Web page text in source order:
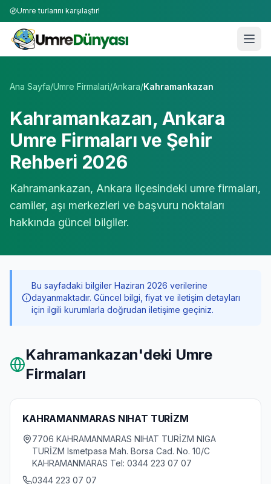
Umre turlarını karşılaştır!
Ana Sayfa/Umre Firmalari/Ankara/Kahramankazan
Kahramankazan, Ankara
Umre Firmaları ve Şehir
Rehberi 2026
Kahramankazan, Ankara ilçesindeki umre firmaları,
camiler, aşı merkezleri ve başvuru noktaları
hakkında güncel bilgiler.
Bu sayfadaki bilgiler Haziran 2026 verilerine
dayanmaktadır. Güncel bilgi, fiyat ve iletişim detayları
için ilgili kurumlarla doğrudan iletişime geçiniz.
Kahramankazan'deki Umre
Firmaları
KAHRAMANMARAS NIHAT TURİZM
7706 KAHRAMANMARAS NIHAT TURİZM NIGA
TURİZM Ismetpasa Mah. Borsa Cad. No. 10/C
KAHRAMANMARAS Tel: 0344 223 07 07
0344 223 07 07